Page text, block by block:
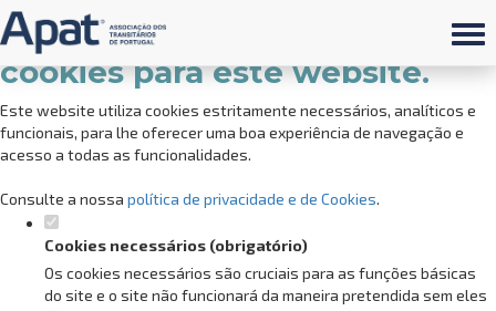
Defina as suas preferências de
cookies para este website.
Este website utiliza cookies estritamente necessários, analíticos e
funcionais, para lhe oferecer uma boa experiência de navegação e
acesso a todas as funcionalidades.
Consulte a nossa política de privacidade e de Cookies.
Cookies necessários (obrigatório)
Os cookies necessários são cruciais para as funções básicas
do site e o site não funcionará da maneira pretendida sem eles